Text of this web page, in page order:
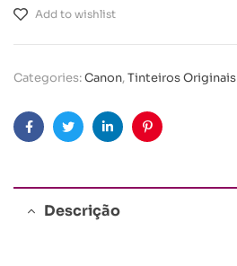
Add to wishlist
Categories:Canon,Tinteiros Originais
FacebookTwitterLinkedinPinterest
Descrição